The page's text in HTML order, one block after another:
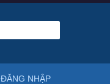
ĐĂNG NHẬP